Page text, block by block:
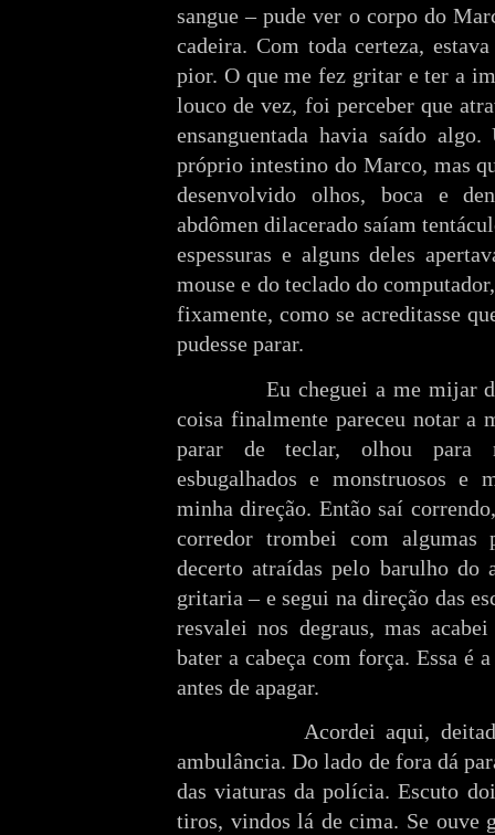
sangue – pude ver o corpo do
cadeira. Com toda certeza,
pior. O que me fez gritar e ter a
louco de vez, foi perceber que
ensanguentada havia saído
próprio intestino do Marco, mas
desenvolvido olhos, boca e
abdômen dilacerado saíam
espessuras e alguns deles
mouse e do teclado do
fixamente, como se acreditasse
pudesse parar.
Eu cheguei a me mijar de
coisa finalmente pareceu notar a
parar de teclar, olhou para
esbugalhados e monstruosos e
minha direção. Então saí
corredor trombei com algumas
decerto atraídas pelo barulho do
gritaria – e segui na direção das
resvalei nos degraus, mas
bater a cabeça com força. Essa é
antes de apagar.
Acordei aqui, deitado na
ambulância. Do lado de fora dá
das viaturas da polícia. Escuto
tiros, vindos lá de cima. Se ouve